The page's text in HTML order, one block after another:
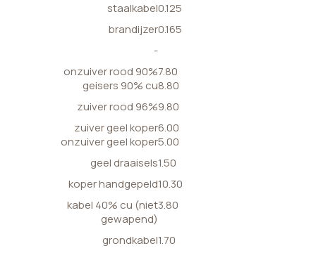
staalkabel0.125
brandijzer0.165
-
onzuiver rood 90%
geisers 90% cu
7.80
8.80
zuiver rood 96%9.80
zuiver geel koper
onzuiver geel koper
6.00
5.00
geel draaisels1.50
koper handgepeld10.30
kabel 40% cu (niet
gewapend)
3.80
grondkabel1.70